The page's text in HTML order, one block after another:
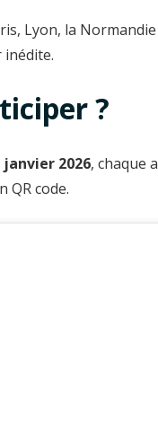
Lyon, la
?
janvier 2026, chaque
QR code.